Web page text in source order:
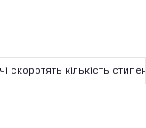
скоротять кількість